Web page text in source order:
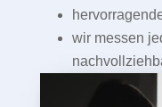
wir messen